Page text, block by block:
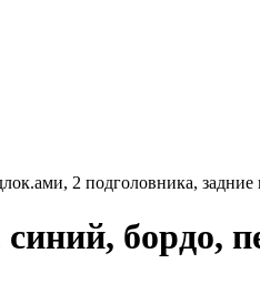
2 подголовника,
бордо,